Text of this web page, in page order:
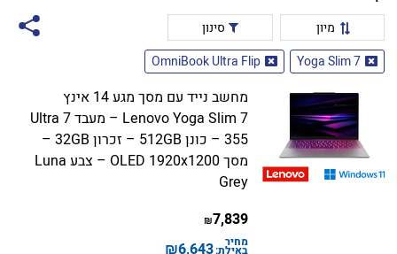
מיון
סינון
Yoga Slim 7
OmniBook Ultra Flip
מחשב נייד עם מסך מגע 14 אינץ
Lenovo Yoga Slim 7 – מעבד Ultra 7
355 – כונן 512GB – זכרון 32GB –
מסך OLED 1920x1200 – צבע Luna
Grey
7,839
₪
מחיר
באילת:6,643
₪